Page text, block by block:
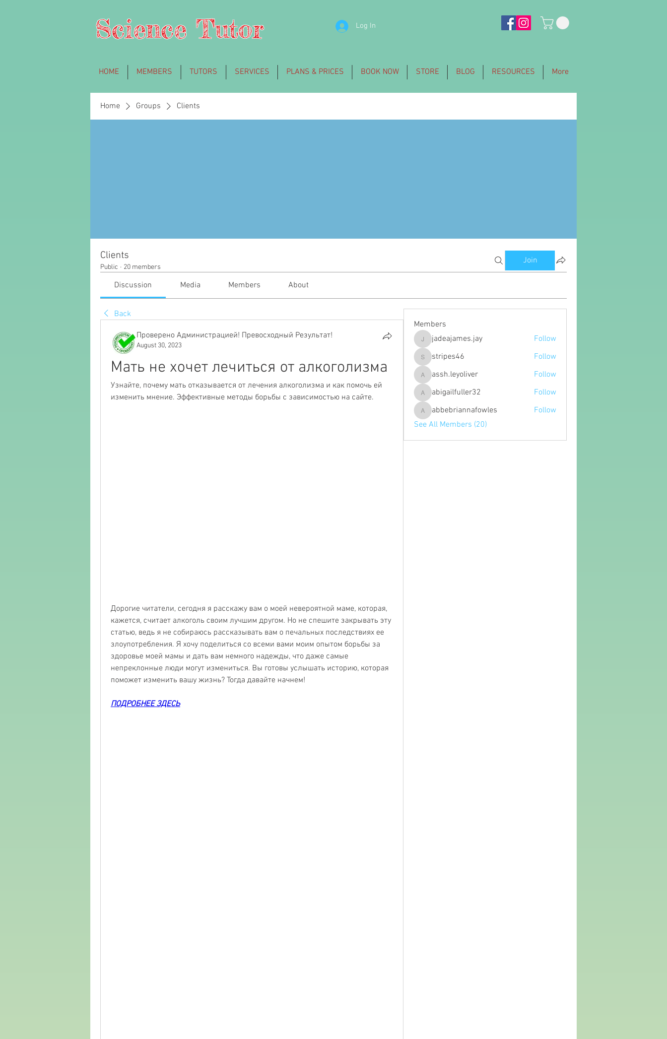
Log In
Science Tutor
HOME MEMBERS TUTORS SERVICES PLANS & PRICES BOOK NOW STORE BLOG RESOURCES More
Home Groups Clients
Clients
Public · 20 members
Join
Discussion Media Members About
Back
Проверено Администрацией! Превосходный Результат!
August 30, 2023
Мать не хочет лечиться от алкоголизма
Узнайте, почему мать отказывается от лечения алкоголизма и как помочь ей
изменить мнение. Эффективные методы борьбы с зависимостью на сайте.
Дорогие читатели, сегодня я расскажу вам о моей невероятной маме, которая,
кажется, считает алкоголь своим лучшим другом. Но не спешите закрывать эту
статью, ведь я не собираюсь рассказывать вам о печальных последствиях ее
злоупотребления. Я хочу поделиться со всеми вами моим опытом борьбы за
здоровье моей мамы и дать вам немного надежды, что даже самые
непреклонные люди могут измениться. Вы готовы услышать историю, которая
поможет изменить вашу жизнь? Тогда давайте начнем!
ПОДРОБНЕЕ ЗДЕСЬ
Members
jadeajames.jay
jadeajames.jay Follow
stripes46
stripes46 Follow
assh.leyoliver
assh.leyoliver Follow
abigailfuller32
abigailfuller32 Follow
abbebriannafowles
abbebriannafowles
Follow
See All Members (20)